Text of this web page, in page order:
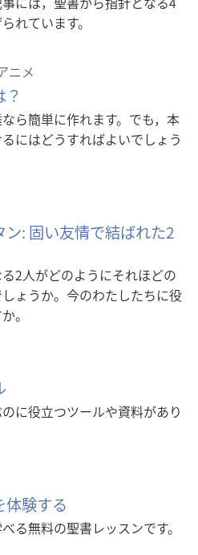
れています。
ニメ
ら簡単に作れます。でも，本
にはどうすればよいでしょう
: 固い友情で結ばれた2
2人がどのようにそれほどの
ょうか。今のわたしたちに役
。
に役立つツールや資料があり
体験する
る無料の聖書レッスンです。